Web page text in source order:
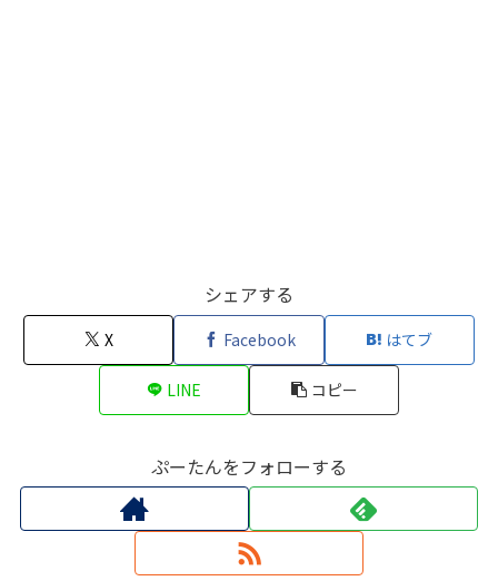
シェアする
X Facebook はてブ
LINE コピー
ぷーたんをフォローする